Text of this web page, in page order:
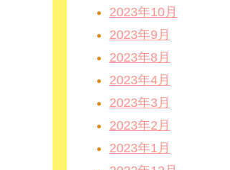
2023年10月
2023年9月
2023年8月
2023年4月
2023年3月
2023年2月
2023年1月